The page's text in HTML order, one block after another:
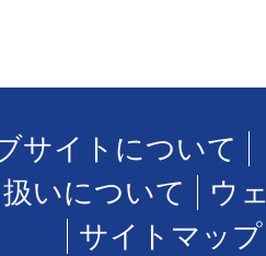
サイトについて
いについて
ウ
サイトマップ